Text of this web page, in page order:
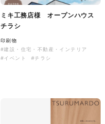
ミキ工務店様 オープンハウス
チラシ
印刷物
#建設・住宅・不動産・インテリア
#イベント
#チラシ